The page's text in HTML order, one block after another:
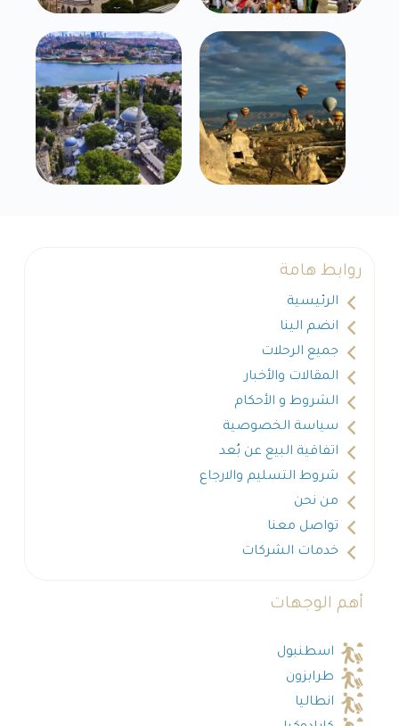
روابط هامة
الرئيسية
انضم الينا
جميع الرحلات
المقالات والأخبار
الشروط و الأحكام
سياسة الخصوصية
اتفاقية البيع عن بُعد
شروط التسليم والارجاع
من نحن
تواصل معنا
خدمات الشركات
أهم الوجهات
اسطنبول
طرابزون
انطاليا